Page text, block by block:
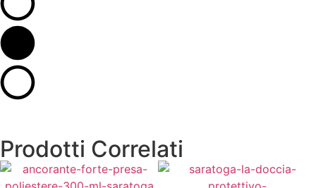
Prodotti Correlati